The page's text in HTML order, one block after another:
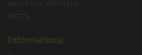
NOUVEAUX PRODUITS
RIETZE
Informations